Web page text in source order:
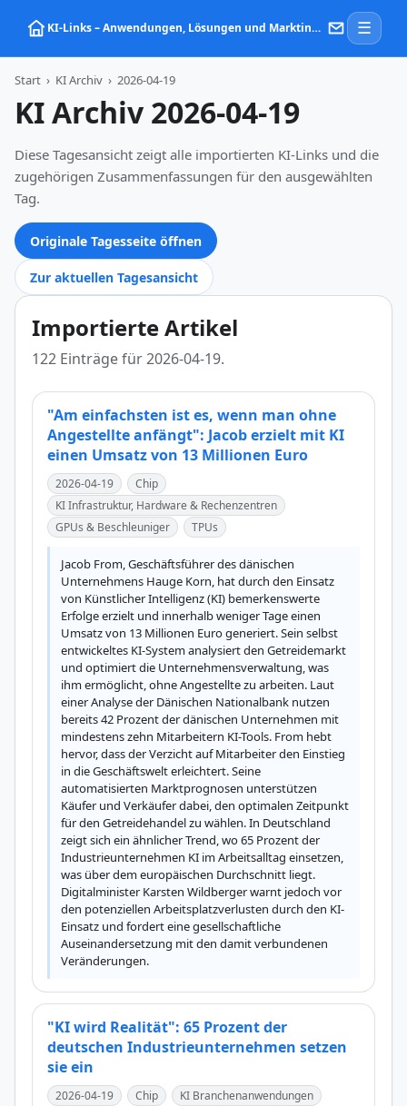
KI‑Links – Anwendungen, Lösungen und Marktinformationen zu Künstlicher Intelligenz ☰
Start › KI Archiv › 2026-04-19
KI Archiv 2026-04-19
Diese Tagesansicht zeigt alle importierten KI-Links und die
zugehörigen Zusammenfassungen für den ausgewählten
Tag.
Originale Tagesseite öffnen
Zur aktuellen Tagesansicht
Importierte Artikel
122 Einträge für 2026-04-19.
"Am einfachsten ist es, wenn man ohne
Angestellte anfängt": Jacob erzielt mit KI
einen Umsatz von 13 Millionen Euro
2026-04-19
Chip
KI Infrastruktur, Hardware & Rechenzentren
GPUs & Beschleuniger
TPUs
Jacob From, Geschäftsführer des dänischen
Unternehmens Hauge Korn, hat durch den Einsatz
von Künstlicher Intelligenz (KI) bemerkenswerte
Erfolge erzielt und innerhalb weniger Tage einen
Umsatz von 13 Millionen Euro generiert. Sein selbst
entwickeltes KI-System analysiert den Getreidemarkt
und optimiert die Unternehmensverwaltung, was
ihm ermöglicht, ohne Angestellte zu arbeiten. Laut
einer Analyse der Dänischen Nationalbank nutzen
bereits 42 Prozent der dänischen Unternehmen mit
mindestens zehn Mitarbeitern KI-Tools. From hebt
hervor, dass der Verzicht auf Mitarbeiter den Einstieg
in die Geschäftswelt erleichtert. Seine
automatisierten Marktprognosen unterstützen
Käufer und Verkäufer dabei, den optimalen Zeitpunkt
für den Getreidehandel zu wählen. In Deutschland
zeigt sich ein ähnlicher Trend, wo 65 Prozent der
Industrieunternehmen KI im Arbeitsalltag einsetzen,
was über dem europäischen Durchschnitt liegt.
Digitalminister Karsten Wildberger warnt jedoch vor
den potenziellen Arbeitsplatzverlusten durch den KI-
Einsatz und fordert eine gesellschaftliche
Auseinandersetzung mit den damit verbundenen
Veränderungen.
"KI wird Realität": 65 Prozent der
deutschen Industrieunternehmen setzen
sie ein
2026-04-19 Chip
KI Branchenanwendungen